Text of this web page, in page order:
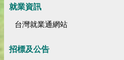
就業資訊
台灣就業通網站
招標及公告